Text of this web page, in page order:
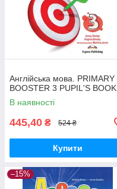
Англійська мова. PRIMARY
BOOSTER 3 PUPIL'S BOOK
В наявності
445,40 ₴ 524 ₴
Купити
–15%